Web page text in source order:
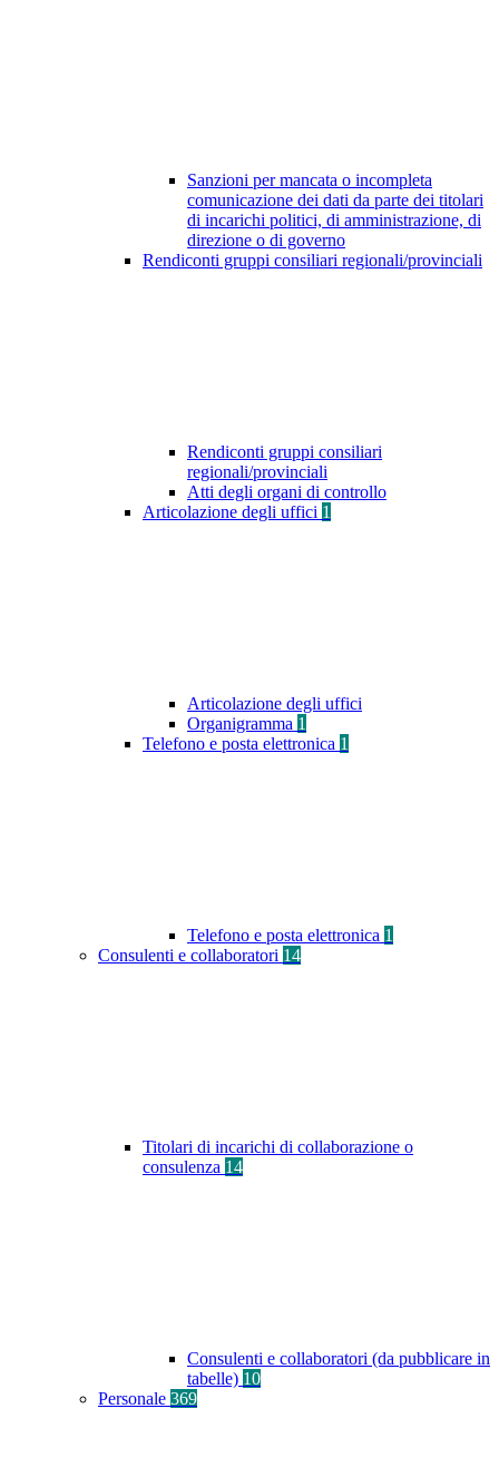
Sanzioni per mancata o incompleta
comunicazione dei dati da parte dei titolari
di incarichi politici, di amministrazione, di
direzione o di governo
Rendiconti gruppi consiliari regionali/provinciali
Rendiconti gruppi consiliari
regionali/provinciali
Atti degli organi di controllo
Articolazione degli uffici 1
Articolazione degli uffici
Organigramma 1
Telefono e posta elettronica 1
Telefono e posta elettronica 1
Consulenti e collaboratori 14
Titolari di incarichi di collaborazione o
consulenza 14
Consulenti e collaboratori (da pubblicare in
tabelle) 10
Personale 369